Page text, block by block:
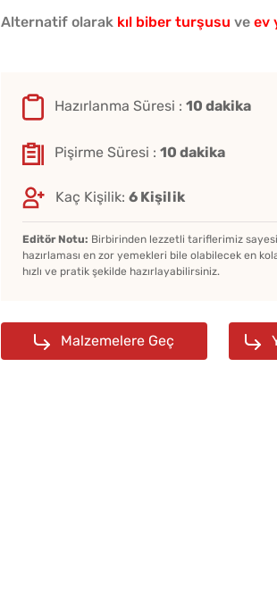
Alternatif olarak kıl biber turşusu ve ev
Hazırlanma Süresi : 10 dakika
Pişirme Süresi : 10 dakika
Kaç Kişilik: 6 Kişilik
Editör Notu: Birbirinden lezzetli tariflerimiz
hazırlaması en zor yemekleri bile olabilecek en
hızlı ve pratik şekilde hazırlayabilirsiniz.
Malzemelere Geç